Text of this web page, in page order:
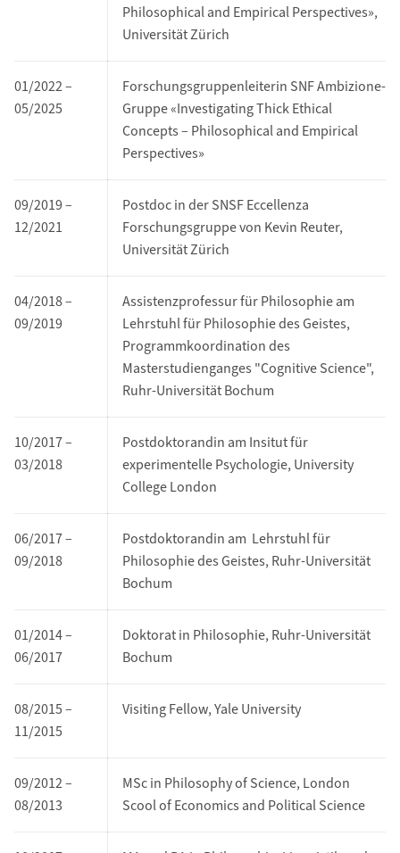
Philosophical and Empirical Perspectives»,
Universität Zürich
01/2022 –
05/2025
Forschungsgruppenleiterin SNF Ambizione-
Gruppe «Investigating Thick Ethical
Concepts – Philosophical and Empirical
Perspectives»
09/2019 –
12/2021
Postdoc in der SNSF Eccellenza
Forschungsgruppe von Kevin Reuter,
Universität Zürich
04/2018 –
09/2019
Assistenzprofessur für Philosophie am
Lehrstuhl für Philosophie des Geistes,
Programmkoordination des
Masterstudienganges "Cognitive Science",
Ruhr-Universität Bochum
10/2017 –
03/2018
Postdoktorandin am Insitut für
experimentelle Psychologie, University
College London
06/2017 –
09/2018
Postdoktorandin am Lehrstuhl für
Philosophie des Geistes, Ruhr-Universität
Bochum
01/2014 –
06/2017
Doktorat in Philosophie, Ruhr-Universität
Bochum
08/2015 –
11/2015
Visiting Fellow, Yale University
09/2012 –
08/2013
MSc in Philosophy of Science, London
Scool of Economics and Political Science